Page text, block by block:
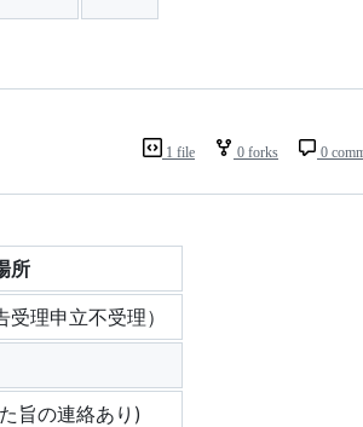
1 file 0 forks 0
所
受理申立不受理）
旨の連絡あり)